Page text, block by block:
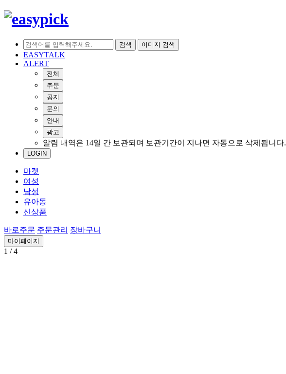
검색 이미지 검색
EASYTALK
ALERT
전체
주문
공지
문의
안내
광고
알림 내역은 14일 간 보관되며 보관기간이 지나면 자동으로 삭제됩니다.
LOGIN
마켓
여성
남성
유아동
신상품
바로주문 주문관리 장바구니
마이페이지
1 / 4